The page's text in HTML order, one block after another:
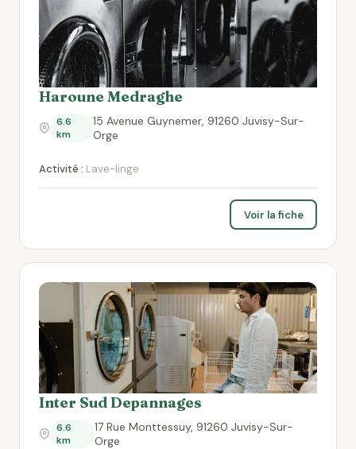
Haroune Medraghe
6.6
km
15 Avenue Guynemer, 91260 Juvisy-Sur-
Orge
Activité : Lave-linge
Voir la fiche
Inter Sud Depannages
6.6
km
17 Rue Monttessuy, 91260 Juvisy-Sur-
Orge